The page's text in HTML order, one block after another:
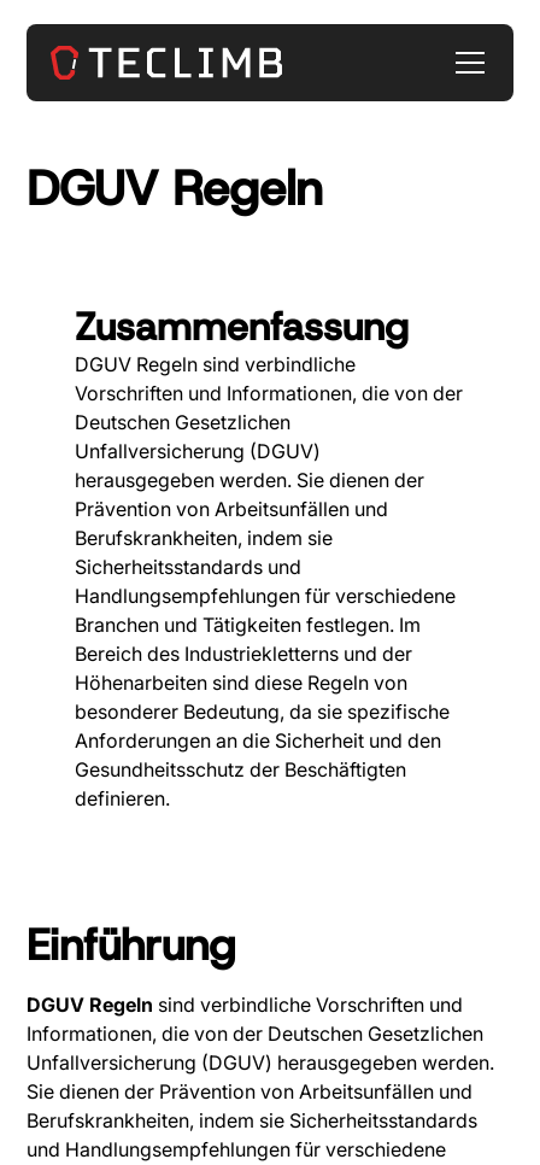
DGUV Regeln
Zusammenfassung
DGUV Regeln sind verbindliche
Vorschriften und Informationen, die von der
Deutschen Gesetzlichen
Unfallversicherung (DGUV)
herausgegeben werden. Sie dienen der
Prävention von Arbeitsunfällen und
Berufskrankheiten, indem sie
Sicherheitsstandards und
Handlungsempfehlungen für verschiedene
Branchen und Tätigkeiten festlegen. Im
Bereich des Industriekletterns und der
Höhenarbeiten sind diese Regeln von
besonderer Bedeutung, da sie spezifische
Anforderungen an die Sicherheit und den
Gesundheitsschutz der Beschäftigten
definieren.
Einführung
DGUV Regeln sind verbindliche Vorschriften und
Informationen, die von der Deutschen Gesetzlichen
Unfallversicherung (DGUV) herausgegeben werden.
Sie dienen der Prävention von Arbeitsunfällen und
Berufskrankheiten, indem sie Sicherheitsstandards
und Handlungsempfehlungen für verschiedene